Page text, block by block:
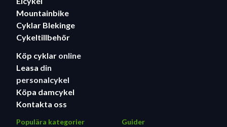
Mountainbike
Cyklar Blekinge
Cykeltillbehör
Köp cyklar online
Leasa din
personalcykel
Köpa damcykel
Kontakta oss
Populära kategorier Guider